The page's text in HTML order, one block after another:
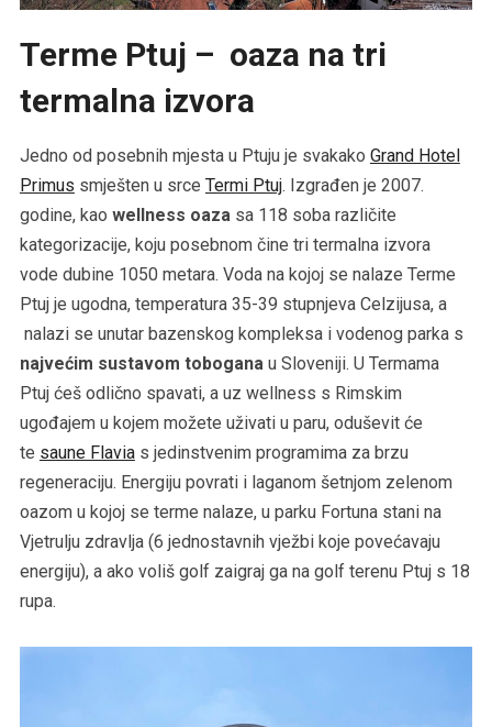
Terme Ptuj – oaza na tri
termalna izvora
Jedno od posebnih mjesta u Ptuju je svakako Grand Hotel
Primus smješten u srce Termi Ptuj. Izgrađen je 2007.
godine, kao wellness oaza sa 118 soba različite
kategorizacije, koju posebnom čine tri termalna izvora
vode dubine 1050 metara. Voda na kojoj se nalaze Terme
Ptuj je ugodna, temperatura 35-39 stupnjeva Celzijusa, a
nalazi se unutar bazenskog kompleksa i vodenog parka s
najvećim sustavom tobogana u Sloveniji. U Termama
Ptuj ćeš odlično spavati, a uz wellness s Rimskim
ugođajem u kojem možete uživati u paru, oduševit će
te saune Flavias jedinstvenim programima za brzu
regeneraciju. Energiju povrati i laganom šetnjom zelenom
oazom u kojoj se terme nalaze, u parku Fortuna stani na
Vjetrulju zdravlja (6 jednostavnih vježbi koje povećavaju
energiju), a ako voliš golf zaigraj ga na golf terenu Ptuj s 18
rupa.